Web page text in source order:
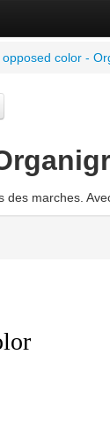
opposed color -
marches.